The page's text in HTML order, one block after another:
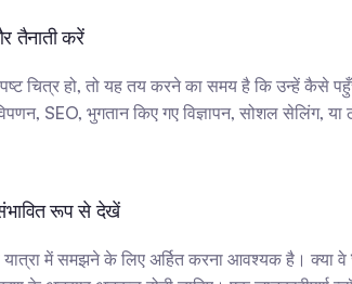
तैनाती करें
चित्र हो, तो यह तय करने का समय है कि उन्हें कैसे
SEO, भुगतान किए गए विज्ञापन, सोशल
रूप से देखें
में समझने के लिए अर्हित करना आवश्यक है। क्या वे